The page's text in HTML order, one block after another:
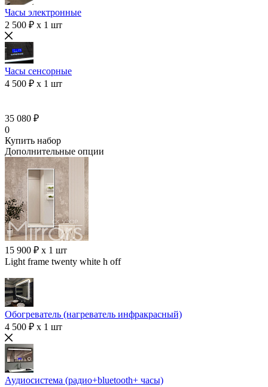
Часы электронные
2 500 ₽ x 1 шт
Часы сенсорные
4 500 ₽ x 1 шт
35 080 ₽
0
Купить набор
Дополнительные опции
15 900 ₽ x 1 шт
Light frame twenty white h off
Обогреватель (нагреватель инфракрасный)
4 500 ₽ x 1 шт
Аудиосистема (радио+bluetooth+ часы)